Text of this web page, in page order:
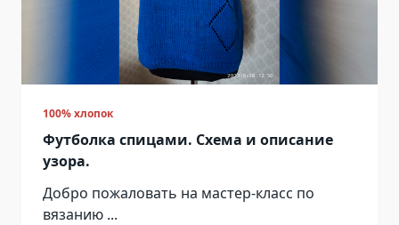
100% хлопок
Футболка спицами. Схема и описание
узора.
Добро пожаловать на мастер-класс по
вязанию ...